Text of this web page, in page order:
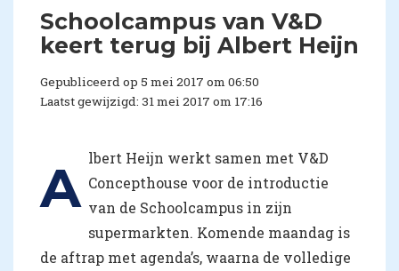
​Schoolcampus van V&D
keert terug bij Albert Heijn
Gepubliceerd op 5 mei 2017 om 06:50
Laatst gewijzigd: 31 mei 2017 om 17:16
A lbert Heijn werkt samen met V&D
Concepthouse voor de introductie
van de Schoolcampus in zijn
supermarkten. Komende maandag is
de aftrap met agenda’s, waarna de volledige